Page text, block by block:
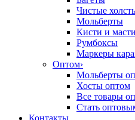
Чистые
Мольберты
Кисти и
Румбоксы
Маркеры
Оптом›
Мольберты
Хосты оптом
Все товары
Стать
Контакты